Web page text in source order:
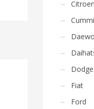
Citroen
Dodge
Fiat
Ford